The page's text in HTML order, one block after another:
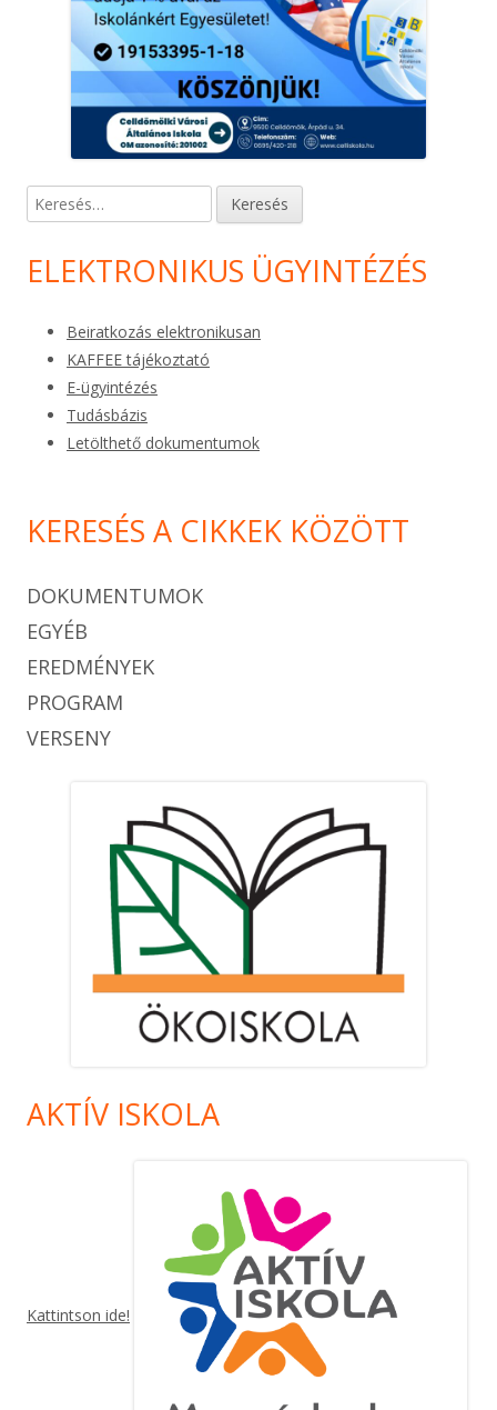
Keresés:
ELEKTRONIKUS ÜGYINTÉZÉS
Beiratkozás elektronikusan
KAFFEE tájékoztató
E-ügyintézés
Tudásbázis
Letölthető dokumentumok
KERESÉS A CIKKEK KÖZÖTT
DOKUMENTUMOK
EGYÉB
EREDMÉNYEK
PROGRAM
VERSENY
AKTÍV ISKOLA
Kattintson ide!